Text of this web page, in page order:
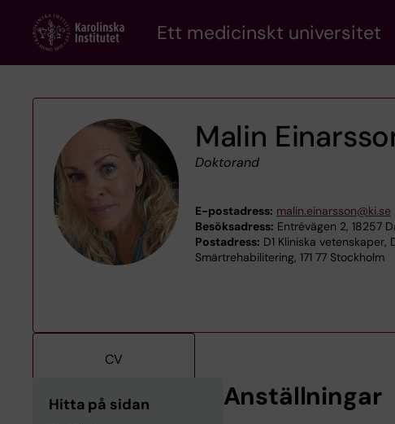
content
Ett medicinskt universitet
Malin
Doktorand
E-postadress: malin.einarsson@ki.se
Besöksadress: Entrévägen 2, 18257
Postadress: D1 Kliniska vetenskaper,
Smärtrehabilitering, 171 77 Stockholm
CV
Hitta på sidan Anställningar